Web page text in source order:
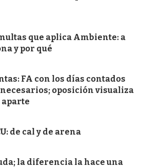
que aplica Ambiente: a
y por qué
FA con los días contados
oposición visualiza
aparte
de cal y de arena
la diferencia la hace una